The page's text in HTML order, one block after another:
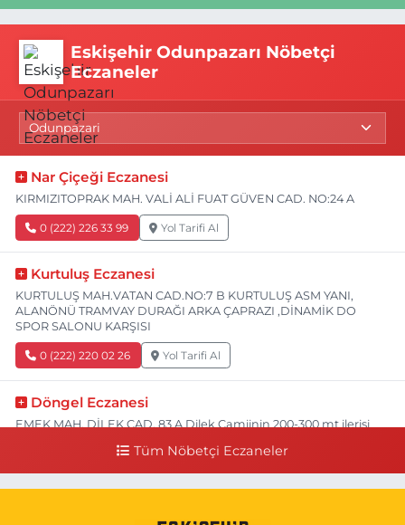
Eskişehir Odunpazarı Nöbetçi
Eczaneler
Nar Çiçeği Eczanesi
KIRMIZITOPRAK MAH. VALİ ALİ FUAT GÜVEN CAD. NO:24 A
0 (222) 226 33 99 Yol Tarifi Al
Kurtuluş Eczanesi
KURTULUŞ MAH.VATAN CAD.NO:7 B KURTULUŞ ASM YANI,
ALANÖNÜ TRAMVAY DURAĞI ARKA ÇAPRAZI ,DİNAMİK DO
SPOR SALONU KARŞISI
0 (222) 220 02 26 Yol Tarifi Al
Döngel Eczanesi
EMEK MAH. DİLEK CAD. 83 A Dilek Camiinin 200-300 mt ilerisi
Tüm Nöbetçi Eczaneler